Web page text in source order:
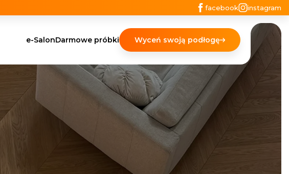
facebook instagram
e-SalonDarmowe próbki Wyceń swoją podłogę